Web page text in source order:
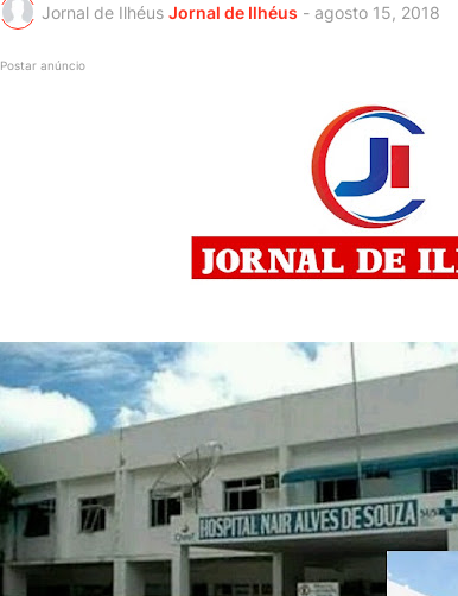
Jornal de Ilhéus Jornal de Ilhéus - agosto 15, 2018
Postar anúncio